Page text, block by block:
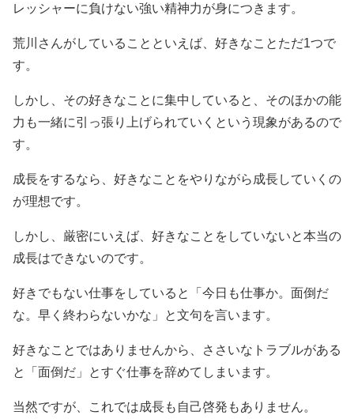
レッシャーに負けない強い精神力が身につきます。
荒川さんがしていることといえば、好きなことただ1つで
す。
しかし、その好きなことに集中していると、そのほかの能
力も一緒に引っ張り上げられていくという現象があるので
す。
成長をするなら、好きなことをやりながら成長していくの
が理想です。
しかし、厳密にいえば、好きなことをしていないと本当の
成長はできないのです。
好きでもない仕事をしていると「今日も仕事か。面倒だ
な。早く終わらないかな」と文句を言います。
好きなことではありませんから、ささいなトラブルがある
と「面倒だ」とすぐ仕事を辞めてしまいます。
当然ですが、これでは成長も自己啓発もありません。